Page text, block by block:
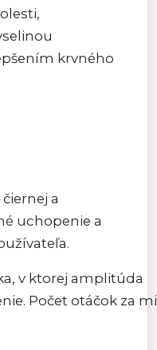
krvného
a
uchopenie a
v ktorej amplitúda
Počet otáčok za